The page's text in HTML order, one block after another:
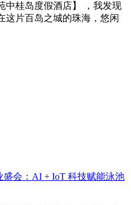
中桂岛度假酒店】 ，我发现
这片百岛之城的珠海，悠闲
盛会：AI + IoT 科技赋能泳池